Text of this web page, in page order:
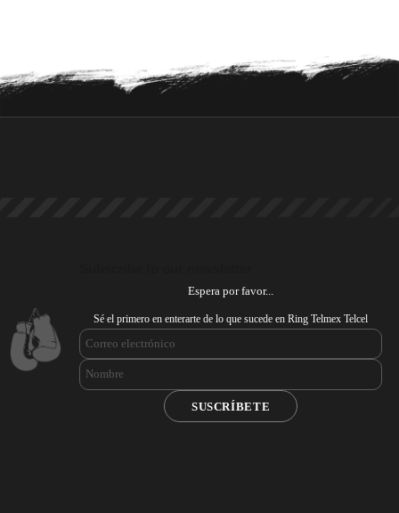
Espera por favor...
Sé el primero en enterarte de lo que sucede en Ring Telmex Telcel